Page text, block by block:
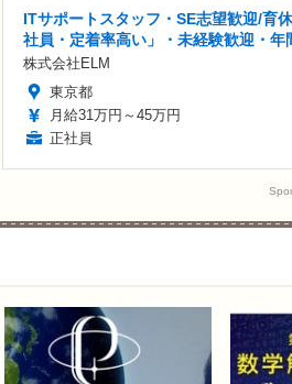
ITサポートスタッフ・SE志望歓迎/育
社員・定着率高い」・未経験歓迎・年
株式会社ELM
東京都
月給31万円～45万円
正社員